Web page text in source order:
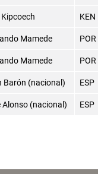
KEN
Mamede POR
Mamede POR
Barón (nacional) ESP
Alonso (nacional) ESP